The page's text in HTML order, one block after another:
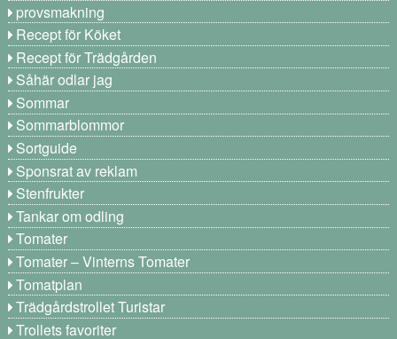
provsmakning
Recept för Köket
Recept för Trädgården
Såhär odlar jag
Sommar
Sommarblommor
Sortguide
Sponsrat av reklam
Stenfrukter
Tankar om odling
Tomater
Tomater – Vinterns Tomater
Tomatplan
Trädgårdstrollet Turistar
Trollets favoriter